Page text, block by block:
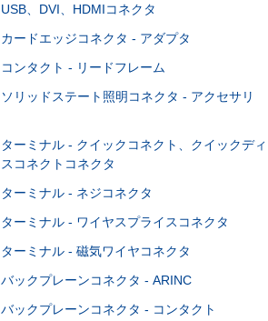
USB、DVI、HDMIコネクタ
カードエッジコネクタ - アダプタ
コンタクト - リードフレーム
ソリッドステート照明コネクタ - アクセサリ
ターミナル - クイックコネクト、クイックディ
スコネクトコネクタ
ターミナル - ネジコネクタ
ターミナル - ワイヤスプライスコネクタ
ターミナル - 磁気ワイヤコネクタ
バックプレーンコネクタ - ARINC
バックプレーンコネクタ - コンタクト